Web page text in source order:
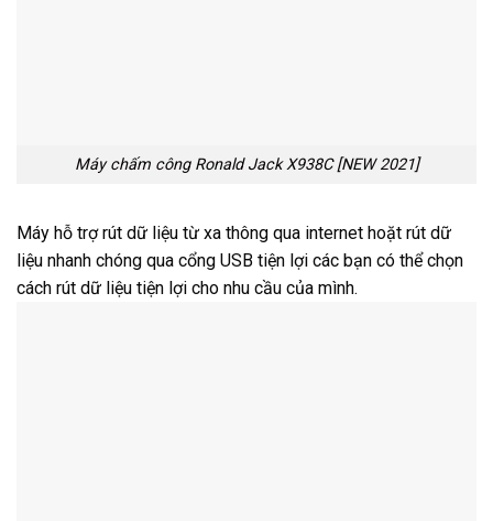
Máy chấm công Ronald Jack X938C [NEW 2021]
Máy hỗ trợ rút dữ liệu từ xa thông qua internet hoặt rút dữ
liệu nhanh chóng qua cổng USB tiện lợi các bạn có thể chọn
cách rút dữ liệu tiện lợi cho nhu cầu của mình.